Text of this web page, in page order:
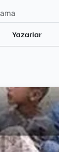
Yazarlar